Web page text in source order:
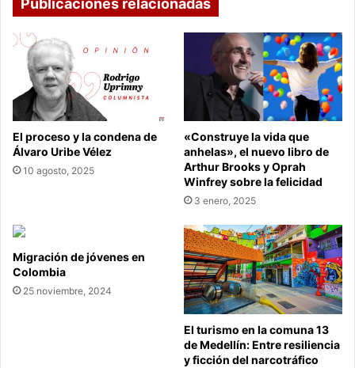
El proceso y la condena de
Álvaro Uribe Vélez
10 agosto, 2025
«Construye la vida que
anhelas», el nuevo libro de
Arthur Brooks y Oprah
Winfrey sobre la felicidad
3 enero, 2025
Migración de jóvenes en
Colombia
25 noviembre, 2024
El turismo en la comuna 13
de Medellín: Entre resiliencia
y ficción del narcotráfico